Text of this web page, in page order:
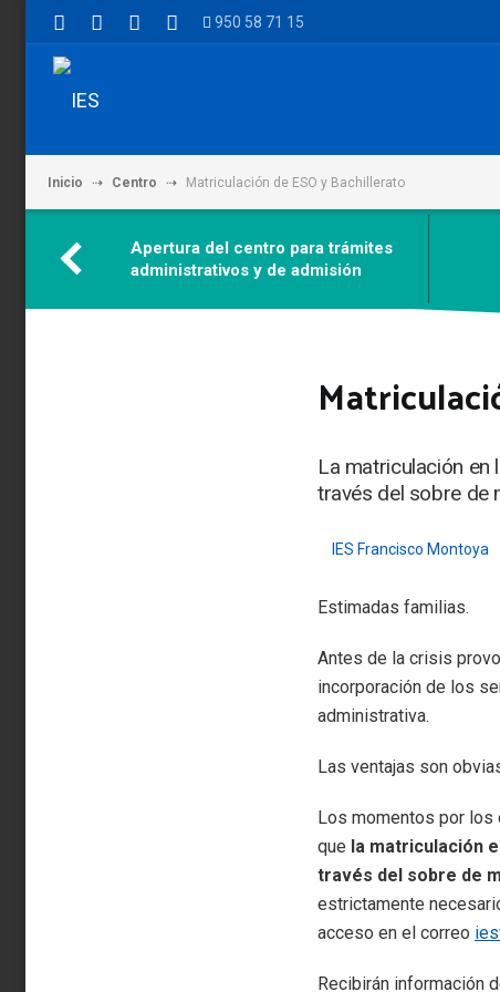
950 58 71 15
Inicio Centro Matriculación de ESO y Bachillerato
Apertura del centro para trámites
administrativos y de admisión
La matriculación en
través del sobre de
IES Francisco Montoya
Estimadas familias.
Antes de la crisis
incorporación de los
administrativa.
Las ventajas son
Los momentos por los
que la matriculación
través del sobre de
estrictamente
acceso en el correo
Recibirán información